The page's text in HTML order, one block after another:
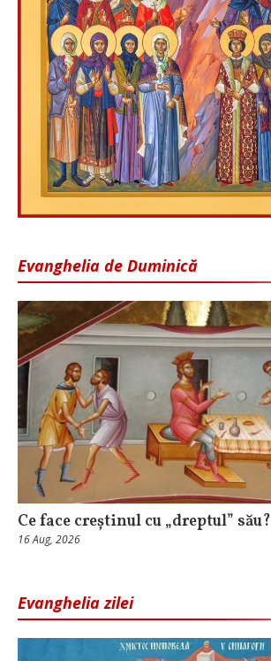
Evanghelia de Duminică
Ce face creștinul cu „dreptul” său?
16 Aug, 2026
Evanghelia zilei